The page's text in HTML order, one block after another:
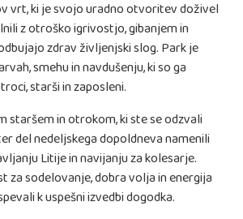
vrt, ki je svojo uradno otvoritev doživel
z otroško igrivostjo, gibanjem in
zdrav življenjski slog. Park je
smehu in navdušenju, ki so ga
starši in zaposleni.
staršem in otrokom, ki ste se odzvali
del nedeljskega dopoldneva namenili
Litije in navijanju za kolesarje.
za sodelovanje, dobra volja in energija
k uspešni izvedbi dogodka.